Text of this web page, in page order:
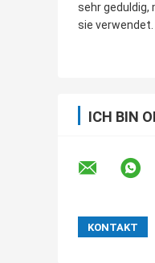
sehr geduldig,
sie
ICH BIN